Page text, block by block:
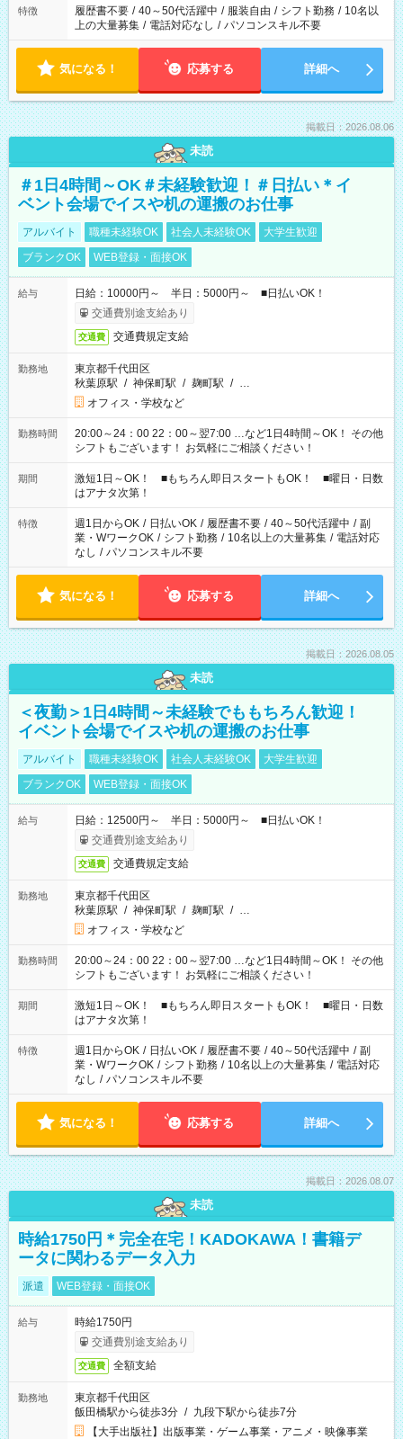
合は応募できません。
特徴 履歴書不要 / 40～50代活躍中 / 服装自由 / シフト勤務 / 10名以
上の大量募集 / 電話対応なし / パソコンスキル不要
気になる！ 応募する 詳細へ
掲載日：2026.08.06
未読
＃1日4時間～OK＃未経験歓迎！＃日払い＊イ
ベント会場でイスや机の運搬のお仕事
アルバイト 職種未経験OK 社会人未経験OK
大学生歓迎
ブランクOK
WEB登録・面接OK
給与
日給：10000円～ 半日：5000円～ ■日払いOK！
交通費別途支給あり
交通費 交通費規定支給
勤務地
東京都千代田区
秋葉原駅 / 神保町駅 / 麹町駅 / …
オフィス・学校など
勤務時間
20:00～24：00 22：00～翌7:00 …など1日4時間～OK！ その他
シフトもございます！ お気軽にご相談ください！
期間
激短1日～OK！ ■もちろん即日スタートもOK！ ■曜日・日数
はアナタ次第！
特徴 週1日からOK / 日払いOK / 履歴書不要 / 40～50代活躍中 / 副
業・WワークOK / シフト勤務 / 10名以上の大量募集 / 電話対応
なし / パソコンスキル不要
気になる！ 応募する 詳細へ
掲載日：2026.08.05
未読
＜夜勤＞1日4時間～未経験でももちろん歓迎！
イベント会場でイスや机の運搬のお仕事
アルバイト 職種未経験OK 社会人未経験OK
大学生歓迎
ブランクOK
WEB登録・面接OK
給与
日給：12500円～ 半日：5000円～ ■日払いOK！
交通費別途支給あり
交通費 交通費規定支給
勤務地
東京都千代田区
秋葉原駅 / 神保町駅 / 麹町駅 / …
オフィス・学校など
勤務時間
20:00～24：00 22：00～翌7:00 …など1日4時間～OK！ その他
シフトもございます！ お気軽にご相談ください！
期間
激短1日～OK！ ■もちろん即日スタートもOK！ ■曜日・日数
はアナタ次第！
特徴 週1日からOK / 日払いOK / 履歴書不要 / 40～50代活躍中 / 副
業・WワークOK / シフト勤務 / 10名以上の大量募集 / 電話対応
なし / パソコンスキル不要
気になる！ 応募する 詳細へ
掲載日：2026.08.07
未読
時給1750円＊完全在宅！KADOKAWA！書籍デ
ータに関わるデータ入力
派遣 WEB登録・面接OK
給与
時給1750円
交通費別途支給あり
交通費 全額支給
勤務地
東京都千代田区
飯田橋駅から徒歩3分 / 九段下駅から徒歩7分
【大手出版社】出版事業・ゲーム事業・アニメ・映像事業